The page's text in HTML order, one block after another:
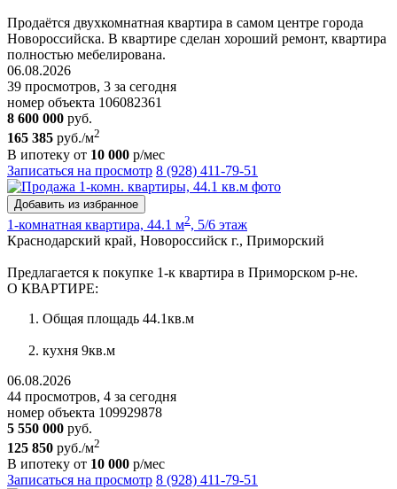
Продаётся двухкомнатная квартира в самом центре города
Новороссийска. В квартире сделан хороший ремонт, квартира
полностью мебелирована.
06.08.2026
39 просмотров, 3 за сегодня
номер объекта 106082361
8 600 000 руб.
165 385 руб./м2
В ипотеку от 10 000 р/мес
Записаться на просмотр 8 (928) 411-79-51
Добавить из избранное
1-комнатная квартира, 44.1 м2, 5/6 этаж
Краснодарский край, Новороссийск г., Приморский
Предлагается к покупке 1-к квартира в Приморском р-не.
О КВАРТИРЕ:
Общая площадь 44.1кв.м
кухня 9кв.м
06.08.2026
44 просмотров, 4 за сегодня
номер объекта 109929878
5 550 000 руб.
125 850 руб./м2
В ипотеку от 10 000 р/мес
Записаться на просмотр 8 (928) 411-79-51